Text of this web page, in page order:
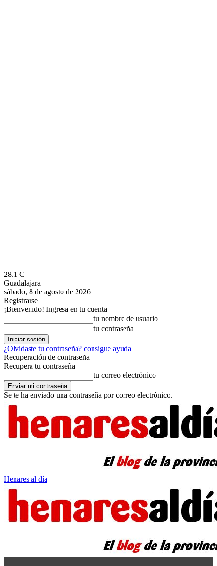
28.1 C
Guadalajara
sábado, 8 de agosto de 2026
Registrarse
¡Bienvenido! Ingresa en tu cuenta
tu nombre de usuario
tu contraseña
¿Olvidaste tu contraseña? consigue ayuda
Recuperación de contraseña
Recupera tu contraseña
tu correo electrónico
Se te ha enviado una contraseña por correo electrónico.
Henares al día